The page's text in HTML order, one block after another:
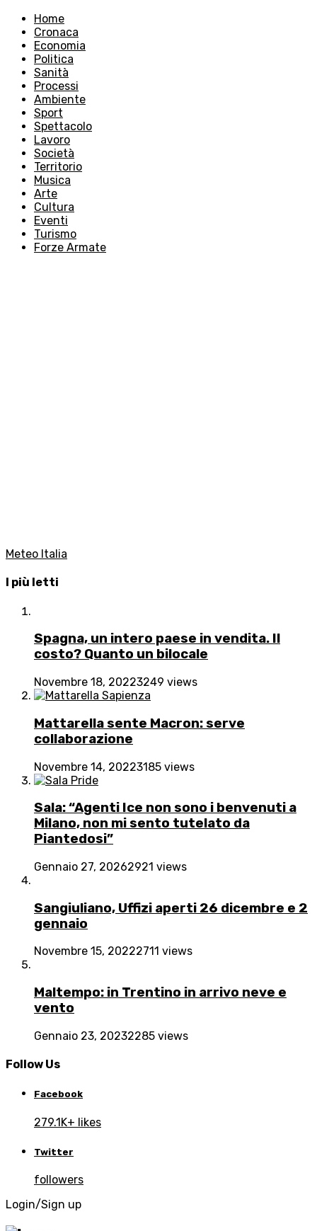
Home
Cronaca
Economia
Politica
Sanità
Processi
Ambiente
Sport
Spettacolo
Lavoro
Società
Territorio
Musica
Arte
Cultura
Eventi
Turismo
Forze Armate
Meteo Italia
I più letti
Spagna, un intero paese in vendita. Il
costo? Quanto un bilocale
Novembre 18, 20223249 views
Mattarella sente Macron: serve
collaborazione
Novembre 14, 20223185 views
Sala: “Agenti Ice non sono i benvenuti a
Milano, non mi sento tutelato da
Piantedosi”
Gennaio 27, 20262921 views
Sangiuliano, Uffizi aperti 26 dicembre e 2
gennaio
Novembre 15, 20222711 views
Maltempo: in Trentino in arrivo neve e
vento
Gennaio 23, 20232285 views
Follow Us
Facebook
279.1K+ likes
Twitter
followers
Login/Sign up